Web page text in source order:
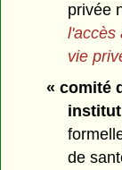
privée
l'accès
vie
« comité
de